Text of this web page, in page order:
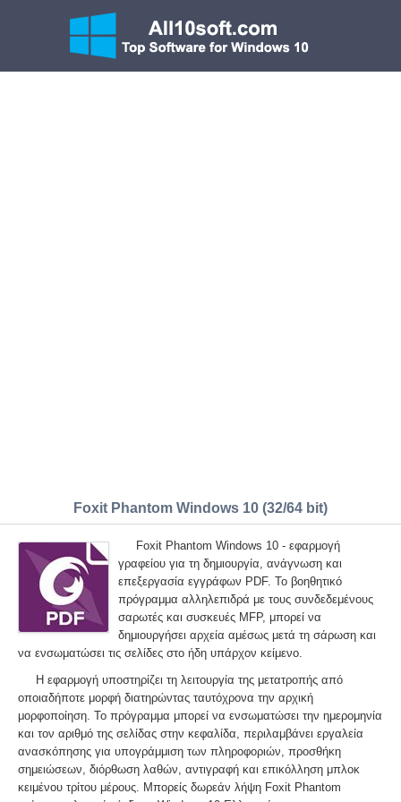
Foxit Phantom Windows 10 (32/64 bit)
Foxit Phantom Windows 10 - εφαρμογή
γραφείου για τη δημιουργία, ανάγνωση και
επεξεργασία εγγράφων PDF. Το βοηθητικό
πρόγραμμα αλληλεπιδρά με τους συνδεδεμένους
σαρωτές και συσκευές MFP, μπορεί να
δημιουργήσει αρχεία αμέσως μετά τη σάρωση και
να ενσωματώσει τις σελίδες στο ήδη υπάρχον κείμενο.
Η εφαρμογή υποστηρίζει τη λειτουργία της μετατροπής από
οποιαδήποτε μορφή διατηρώντας ταυτόχρονα την αρχική
μορφοποίηση. Το πρόγραμμα μπορεί να ενσωματώσει την ημερομηνία
και τον αριθμό της σελίδας στην κεφαλίδα, περιλαμβάνει εργαλεία
ανασκόπησης για υπογράμμιση των πληροφοριών, προσθήκη
σημειώσεων, διόρθωση λαθών, αντιγραφή και επικόλληση μπλοκ
κειμένου τρίτου μέρους. Μπορείς δωρεάν λήψη Foxit Phantom